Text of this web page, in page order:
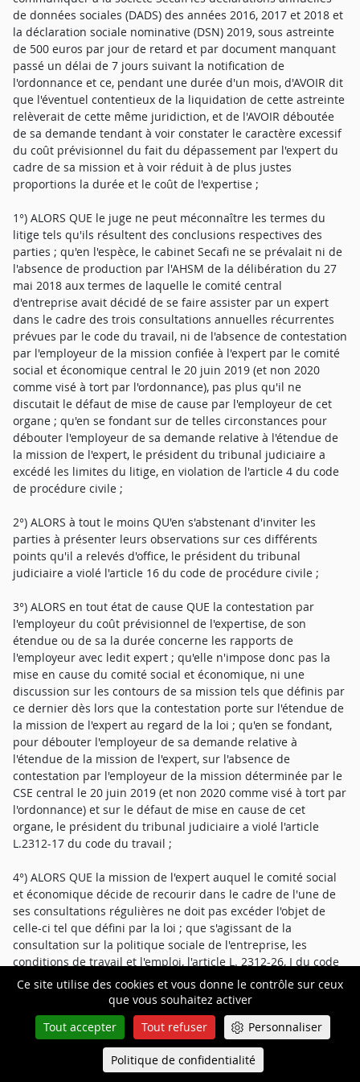
Ce site utilise des cookies et vous donne le contrôle sur ceux
que vous souhaitez activer
Tout accepter
Tout refuser Personnaliser
Politique de confidentialité
de données sociales (DADS) des années 2016, 2017 et 2018 et
la déclaration sociale nominative (DSN) 2019, sous astreinte
de 500 euros par jour de retard et par document manquant
passé un délai de 7 jours suivant la notification de
l'ordonnance et ce, pendant une durée d'un mois, d'AVOIR dit
que l'éventuel contentieux de la liquidation de cette astreinte
relèverait de cette même juridiction, et de l'AVOIR déboutée
de sa demande tendant à voir constater le caractère excessif
du coût prévisionnel du fait du dépassement par l'expert du
cadre de sa mission et à voir réduit à de plus justes
proportions la durée et le coût de l'expertise ;
1°) ALORS QUE le juge ne peut méconnaître les termes du
litige tels qu'ils résultent des conclusions respectives des
parties ; qu'en l'espèce, le cabinet Secafi ne se prévalait ni de
l'absence de production par l'AHSM de la délibération du 27
mai 2018 aux termes de laquelle le comité central
d'entreprise avait décidé de se faire assister par un expert
dans le cadre des trois consultations annuelles récurrentes
prévues par le code du travail, ni de l'absence de contestation
par l'employeur de la mission confiée à l'expert par le comité
social et économique central le 20 juin 2019 (et non 2020
comme visé à tort par l'ordonnance), pas plus qu'il ne
discutait le défaut de mise de cause par l'employeur de cet
organe ; qu'en se fondant sur de telles circonstances pour
débouter l'employeur de sa demande relative à l'étendue de
la mission de l'expert, le président du tribunal judiciaire a
excédé les limites du litige, en violation de l'article 4 du code
de procédure civile ;
2°) ALORS à tout le moins QU'en s'abstenant d'inviter les
parties à présenter leurs observations sur ces différents
points qu'il a relevés d'office, le président du tribunal
judiciaire a violé l'article 16 du code de procédure civile ;
3°) ALORS en tout état de cause QUE la contestation par
l'employeur du coût prévisionnel de l'expertise, de son
étendue ou de sa la durée concerne les rapports de
l'employeur avec ledit expert ; qu'elle n'impose donc pas la
mise en cause du comité social et économique, ni une
discussion sur les contours de sa mission tels que définis par
ce dernier dès lors que la contestation porte sur l'étendue de
la mission de l'expert au regard de la loi ; qu'en se fondant,
pour débouter l'employeur de sa demande relative à
l'étendue de la mission de l'expert, sur l'absence de
contestation par l'employeur de la mission déterminée par le
CSE central le 20 juin 2019 (et non 2020 comme visé à tort par
l'ordonnance) et sur le défaut de mise en cause de cet
organe, le président du tribunal judiciaire a violé l'article
L.2312-17 du code du travail ;
4°) ALORS QUE la mission de l'expert auquel le comité social
et économique décide de recourir dans le cadre de l'une de
ses consultations régulières ne doit pas excéder l'objet de
celle-ci tel que défini par la loi ; que s'agissant de la
consultation sur la politique sociale de l'entreprise, les
conditions de travail et l'emploi, l'article L. 2312-26, I du code
du travail prévoit qu'elle porte sur l'évolution de l'emploi, les
qualifications, le programme pluriannuel de formation, les
actions de formation envisagées par l'employeur,
l'apprentissage, les conditions d'accueil en stage, les actions
de prévention en matière de santé et de sécurité, les
conditions de travail, les congés et l'aménagement du temps
Queue-Fair